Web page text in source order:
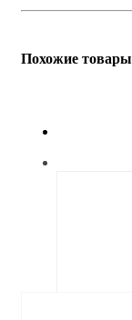
Похожие товары